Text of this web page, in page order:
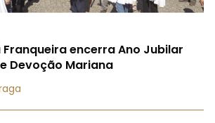
encerra Ano Jubilar
Devoção Mariana